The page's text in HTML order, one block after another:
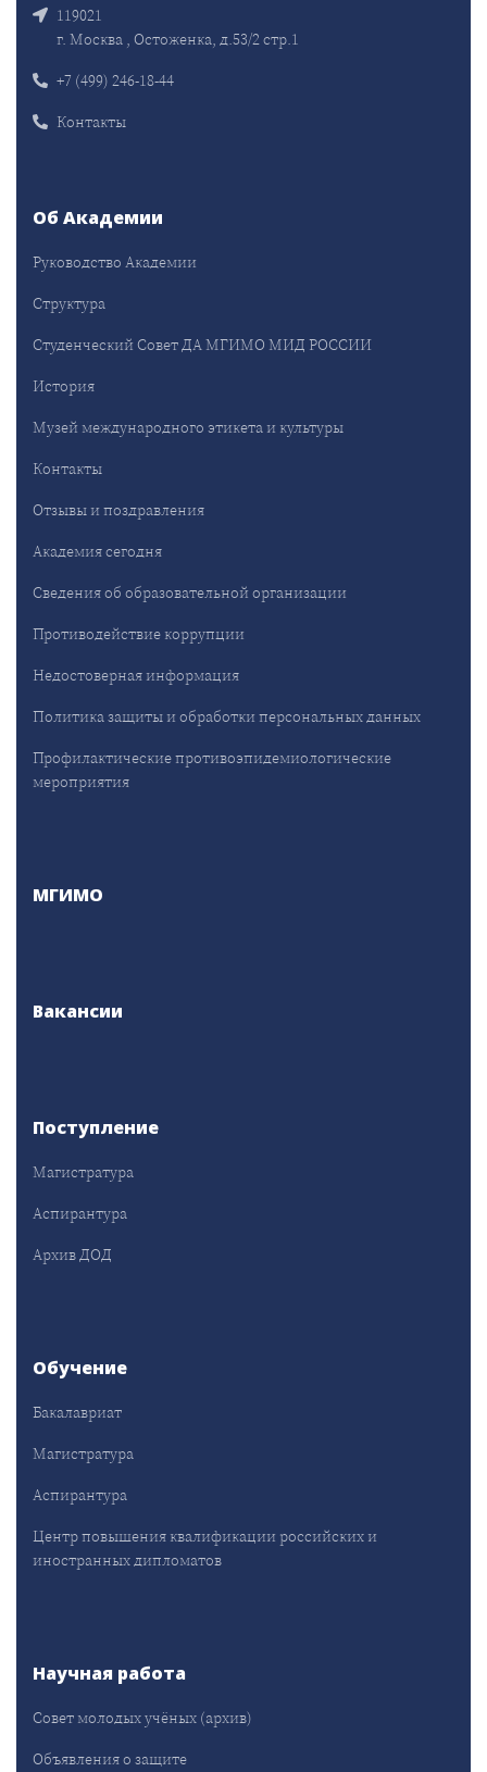
119021
г. Москва , Остоженка, д.53/2 стр.1
+7 (499) 246-18-44
Контакты
Об Академии
Руководство Академии
Структура
Студенческий Совет ДА МГИМО МИД РОССИИ
История
Музей международного этикета и культуры
Контакты
Отзывы и поздравления
Академия сегодня
Сведения об образовательной организации
Противодействие коррупции
Недостоверная информация
Политика защиты и обработки персональных данных
Профилактические противоэпидемиологические
мероприятия
МГИМО
Вакансии
Поступление
Магистратура
Аспирантура
Архив ДОД
Обучение
Бакалавриат
Магистратура
Аспирантура
Центр повышения квалификации российских и
иностранных дипломатов
Научная работа
Совет молодых учёных (архив)
Объявления о защите